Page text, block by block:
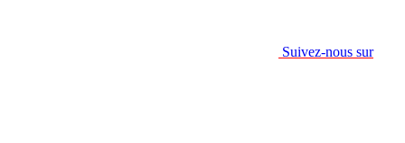
Suivez-nous sur